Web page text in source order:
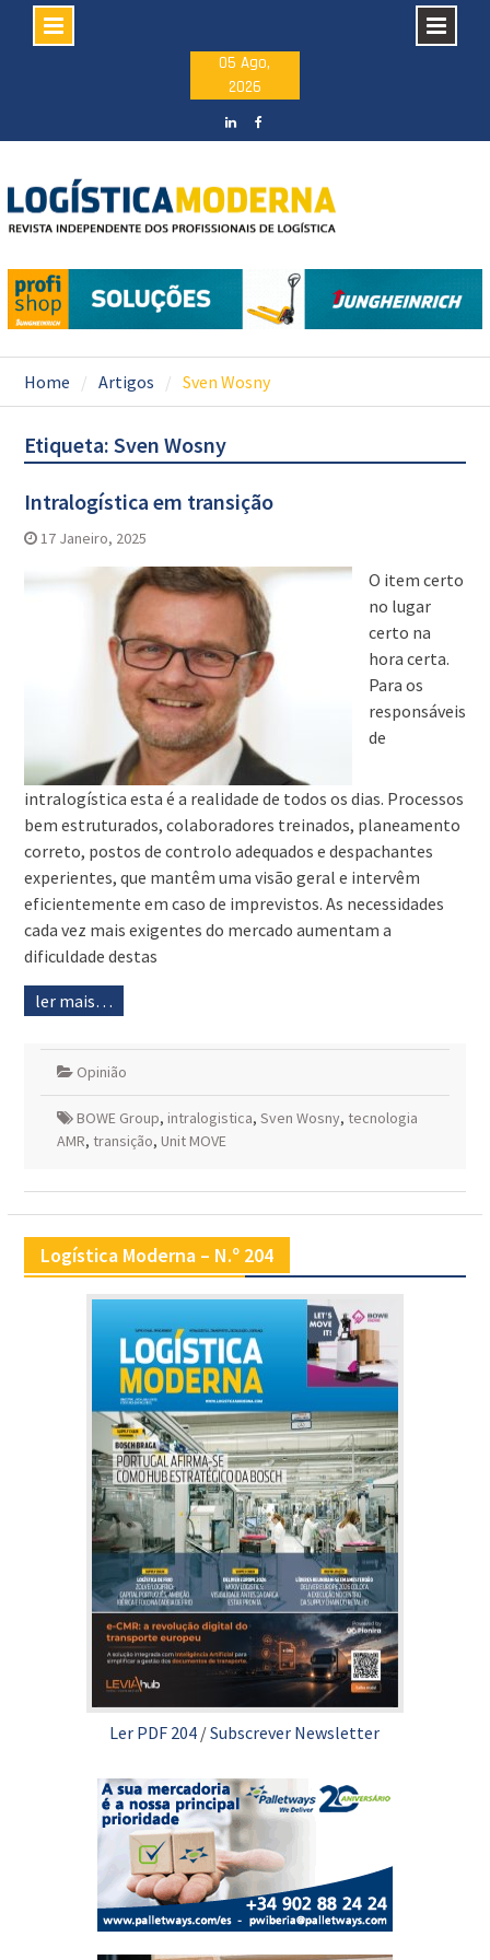
05 Ago,
2026
Home Artigos Sven Wosny
Etiqueta: Sven Wosny
Intralogística em transição
17 Janeiro, 2025
O item certo
no lugar
certo na
hora certa.
Para os
responsáveis
de
intralogística esta é a realidade de todos os dias. Processos
bem estruturados, colaboradores treinados, planeamento
correto, postos de controlo adequados e despachantes
experientes, que mantêm uma visão geral e intervêm
eficientemente em caso de imprevistos. As necessidades
cada vez mais exigentes do mercado aumentam a
dificuldade destas
ler mais…
Opinião
BOWE Group, intralogistica, Sven Wosny, tecnologia
AMR, transição, Unit MOVE
Logística Moderna – N.º 204
Ler PDF 204 /Subscrever Newsletter